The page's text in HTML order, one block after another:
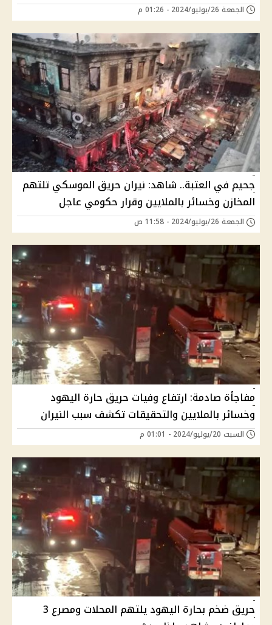
الجمعة 26/يوليو/2024 - 01:26 م
جحيم في العتبة.. شاهد: نيران حريق الموسكي تلتهم
المخازن وخسائر بالملايين وقرار حكومي عاجل
الجمعة 26/يوليو/2024 - 11:58 ص
مفاجأة صادمة: ارتفاع وفيات حريق حارة اليهود
وخسائر بالملايين والتحقيقات تكشف سبب النيران
السبت 20/يوليو/2024 - 01:01 م
حريق ضخم بحارة اليهود يلتهم المحلات ومصرع 3